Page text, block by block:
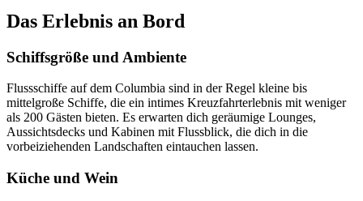
Das Erlebnis an Bord
Schiffsgröße und Ambiente
Flussschiffe auf dem Columbia sind in der Regel kleine bis
mittelgroße Schiffe, die ein intimes Kreuzfahrterlebnis mit weniger
als 200 Gästen bieten. Es erwarten dich geräumige Lounges,
Aussichtsdecks und Kabinen mit Flussblick, die dich in die
vorbeiziehenden Landschaften eintauchen lassen.
Küche und Wein